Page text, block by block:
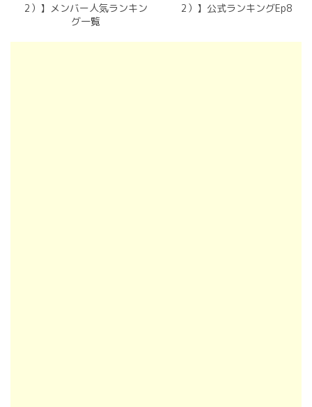
2）】メンバー人気ランキン
グ一覧
2）】公式ランキングEp8